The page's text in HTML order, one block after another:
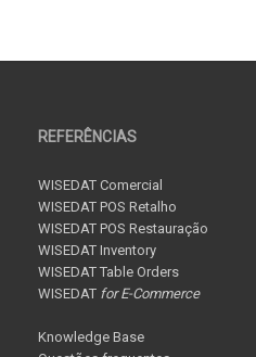
REFERÊNCIAS
WISEDAT Comercial
WISEDAT POS Retalho
WISEDAT POS Restauração
WISEDAT Inventory
WISEDAT Table Orders
WISEDAT for E-Commerce
Knowledge Base